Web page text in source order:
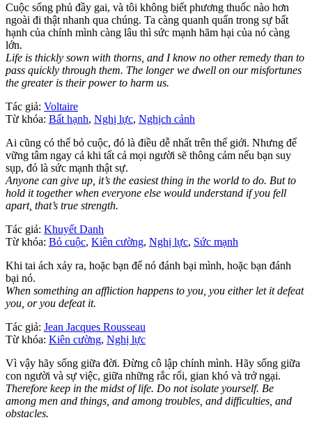
Cuộc sống phủ đầy gai, và tôi không biết phương thuốc nào hơn
ngoài đi thật nhanh qua chúng. Ta càng quanh quẩn trong sự bất
hạnh của chính mình càng lâu thì sức mạnh hãm hại của nó càng
lớn.
Life is thickly sown with thorns, and I know no other remedy than to
pass quickly through them. The longer we dwell on our misfortunes
the greater is their power to harm us.
Tác giả: Voltaire
Từ khóa: Bất hạnh, Nghị lực, Nghịch cảnh
Ai cũng có thể bỏ cuộc, đó là điều dễ nhất trên thế giới. Nhưng để
vững tâm ngay cả khi tất cả mọi người sẽ thông cảm nếu bạn suy
sụp, đó là sức mạnh thật sự.
Anyone can give up, it’s the easiest thing in the world to do. But to
hold it together when everyone else would understand if you fell
apart, that’s true strength.
Tác giả: Khuyết Danh
Từ khóa: Bỏ cuộc, Kiên cường, Nghị lực, Sức mạnh
Khi tai ách xảy ra, hoặc bạn để nó đánh bại mình, hoặc bạn đánh
bại nó.
When something an affliction happens to you, you either let it defeat
you, or you defeat it.
Tác giả: Jean Jacques Rousseau
Từ khóa: Kiên cường, Nghị lực
Vì vậy hãy sống giữa đời. Đừng cô lập chính mình. Hãy sống giữa
con người và sự việc, giữa những rắc rối, gian khó và trở ngại.
Therefore keep in the midst of life. Do not isolate yourself. Be
among men and things, and among troubles, and difficulties, and
obstacles.